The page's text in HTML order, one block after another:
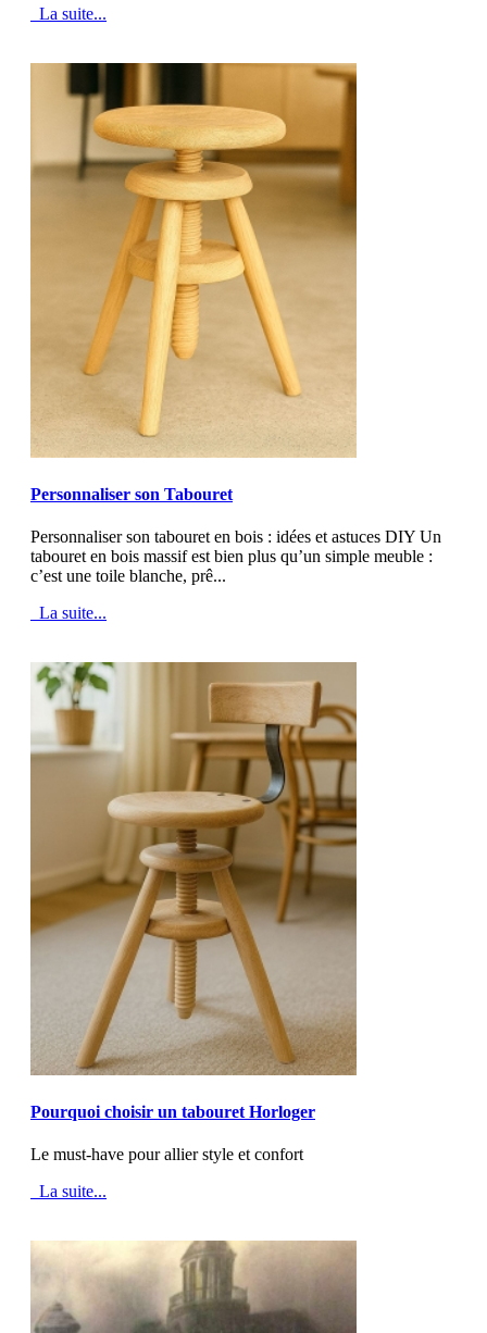
La suite...
Personnaliser son Tabouret
Personnaliser son tabouret en bois : idées et astuces DIY Un
tabouret en bois massif est bien plus qu’un simple meuble :
c’est une toile blanche, prê...
La suite...
Pourquoi choisir un tabouret Horloger
Le must-have pour allier style et confort
La suite...